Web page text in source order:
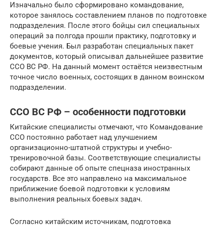
Изначально было сформировано командование,
которое занялось составлением планов по подготовке
подразделения. После этого бойцы сил специальных
операций за полгода прошли практику, подготовку и
боевые учения. Был разработан специальных пакет
документов, который описывал дальнейшее развитие
ССО ВС РФ. На данный момент остаётся неизвестным
точное число военных, состоящих в данном воинском
подразделении.
ССО ВС РФ – особенности подготовки
Китайские специалисты отмечают, что Командование
ССО постоянно работает над улучшением
организационно-штатной структуры и учебно-
тренировочной базы. Соответствующие специалисты
собирают данные об опыте спецназа иностранных
государств. Все это направлено на максимальное
приближение боевой подготовки к условиям
выполнения реальных боевых задач.
Согласно китайским источникам, подготовка